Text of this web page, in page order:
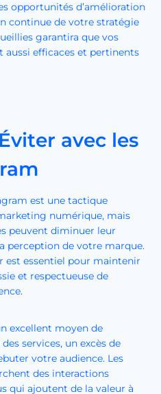
opportunités d’amélioration
continue de votre stratégie
garantira que vos
efficaces et pertinents
avec les
est une tactique
numérique, mais
peuvent diminuer leur
perception de votre marque.
est essentiel pour maintenir
et respectueuse de
excellent moyen de
services, un excès de
votre audience. Les
des interactions
qui ajoutent de la valeur à